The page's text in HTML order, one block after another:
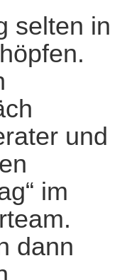
selten in
und
im
dann